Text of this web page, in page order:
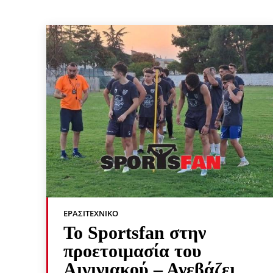
ΕΡΑΣΙΤΕΧΝΙΚΟ
Το Sportsfan στην
προετοιμασία του
Αιγινιακού – Ανεβάζει